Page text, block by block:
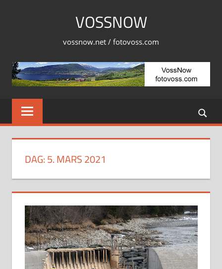
VOSSNOW
vossnow.net / fotovoss.com
DAG:5. MARS 2021